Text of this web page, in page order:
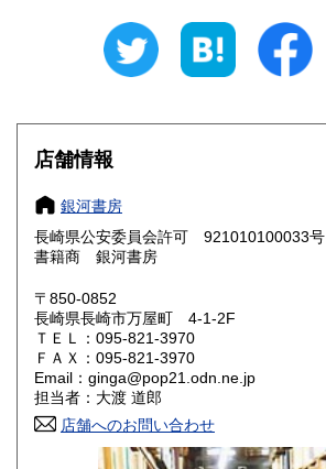
185円 三重県
大阪府
奈良県
鳥取県 185円 島根県
岡山県
山口県 185円
香川県
高知県 185円
店舗情報
銀河書房
長崎県公安委員会許可 921010100033号
書籍商 銀河書房
〒850-0852
長崎県長崎市万屋町 4-1-2F
ＴＥＬ：095-821-3970
ＦＡＸ：095-821-3970
Email：ginga@pop21.odn.ne.jp
担当者：大渡 道郎
店舗へのお問い合わせ